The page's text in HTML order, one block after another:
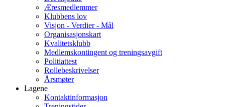
Æresmedlemmer
Klubbens lov
Visjon - Verdier - Mål
Organisasjonskart
Kvalitetsklubb
Medlemskontingent og treningsavgift
Politiattest
Rollebeskrivelser
Årsmøter
Lagene
Kontaktinformasjon